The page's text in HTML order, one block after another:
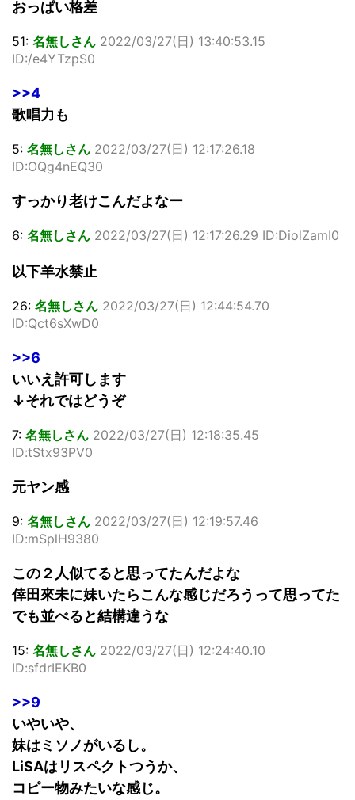
おっぱい格差
51: 名無しさん 2022/03/27(日) 13:40:53.15
ID:/e4YTzpS0
>>4
歌唱力も
5: 名無しさん 2022/03/27(日) 12:17:26.18
ID:OQg4nEQ30
すっかり老けこんだよなー
6: 名無しさん 2022/03/27(日) 12:17:26.29 ID:DiolZamI0
以下羊水禁止
26: 名無しさん 2022/03/27(日) 12:44:54.70
ID:Qct6sXwD0
>>6
いいえ許可します
↓それではどうぞ
7: 名無しさん 2022/03/27(日) 12:18:35.45
ID:tStx93PV0
元ヤン感
9: 名無しさん 2022/03/27(日) 12:19:57.46
ID:mSplH9380
この２人似てると思ってたんだよな
倖田來未に妹いたらこんな感じだろうって思ってた
でも並べると結構違うな
15: 名無しさん 2022/03/27(日) 12:24:40.10
ID:sfdrIEKB0
>>9
いやいや、
妹はミソノがいるし。
LiSAはリスペクトつうか、
コピー物みたいな感じ。